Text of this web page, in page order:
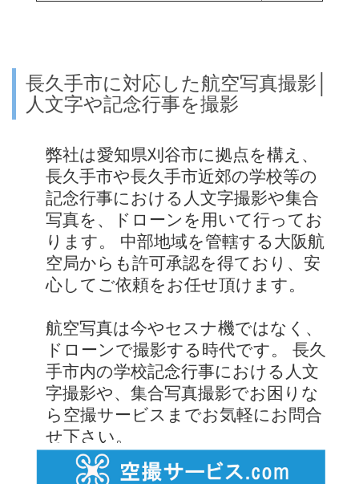
長久手市に対応した航空写真撮影│
人文字や記念行事を撮影
弊社は愛知県刈谷市に拠点を構え、
長久手市や長久手市近郊の学校等の
記念行事における人文字撮影や集合
写真を、ドローンを用いて行ってお
ります。 中部地域を管轄する大阪航
空局からも許可承認を得ており、安
心してご依頼をお任せ頂けます。
航空写真は今やセスナ機ではなく、
ドローンで撮影する時代です。 長久
手市内の学校記念行事における人文
字撮影や、集合写真撮影でお困りな
ら空撮サービスまでお気軽にお問合
せ下さい。